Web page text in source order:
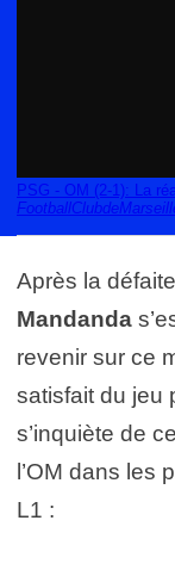
PSG - OM (2-1): La
Après la
Mandanda
revenir sur ce
satisfait du jeu
s’inquiète de
l’OM dans les
L1 :